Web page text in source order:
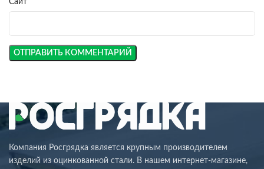
Компания Росгрядка является крупным производителем
изделий из оцинкованной стали. В нашем интернет-магазине,